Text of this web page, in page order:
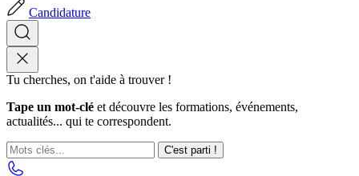
Candidature
Tu cherches, on t'aide à trouver !
Tape un mot-clé et découvre les formations, événements,
actualités... qui te correspondent.
C'est parti !